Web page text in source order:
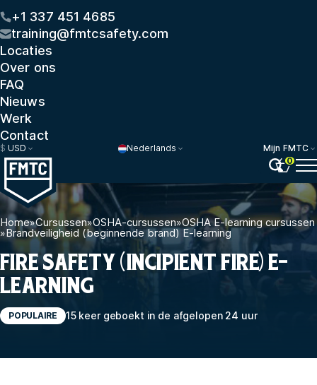
+1 337 451 4685
training@fmtcsafety.com
Locaties
Over ons
FAQ
Nieuws
Werk
Contact
$ USD Nederlands
Mijn FMTC
0
Home»Cursussen»OSHA-cursussen»OSHA E-learning cursussen
»Brandveiligheid (beginnende brand) E-learning
FIRE SAFETY (INCIPIENT FIRE) E-
LEARNING
POPULAIRE 15 keer geboekt in de afgelopen 24 uur